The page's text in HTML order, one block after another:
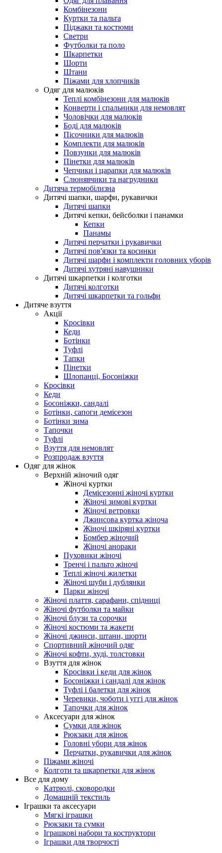
Комбінезони
Куртки та пальта
Піджаки та костюми
Светри
Футболки та поло
Шкарпетки
Шорти
Штани
Піжами для хлопчиків
Одяг для малюків
Теплі комбінезони для малюків
Конверти і спальники для немовлят
Чоловічки для малюків
Боді для малюків
Пісочники для малюків
Комплекти для малюків
Повзунки для малюків
Пінетки для малюків
Чепчики і царапки для малюків
Слюнявчики та нагрудники
Дитяча термобілизна
Дитячі шапки, шарфи, рукавички
Дитячі шапки
Дитячі кепки, бейсболки і панамки
Кепки
Панамы
Дитячі перчатки і рукавички
Дитячі пов'язки та косинки
Дитячі шарфи і комплекти головних уборів
Дитячі хутряні навушники
Дитячі шкарпетки і колготки
Дитячі колготки
Дитячі шкарпетки та гольфи
Дитяче взуття
Акції
Кросівки
Кеди
Ботінки
Туфлі
Тапки
Пінетки
Шлопанці, Босоніжки
Кросівки
Кеди
Босоніжки, сандалі
Ботінки, сапоги демісезон
Ботінки зима
Тапочки
Туфлі
Взуття для немовлят
Розпродаж взуття
Одяг для жінок
Верхній жіночий одяг
Жіночі куртки
Демісезонні жіночі куртки
Жіночі зимові куртки
Жіночі ветровки
Джинсова куртка жіноча
Жіночі шкіряні куртки
Бомбер жіночий
Жіночі анораки
Пуховики жіночі
Тренчі і пальто жіночі
Теплі жіночі жилетки
Жіночі шуби і дублянки
Парки жіночі
Жіночі плаття, сарафани, спідниці
Жіночі футболки та майки
Жіночі блузи та сорочки
Жіночі костюми та жакети
Жіночі джинси, штани, шорти
Спортивний жіночий одяг
Жіночі кофти, худі, толстовки
Взуття для жінок
Кросівки і кеди для жінок
Босоніжки і сандалі для жінок
Туфлі і балетки для жінок
Черевики, чоботи і уггі для жінок
Тапочки для жінок
Аксесуари для жінок
Сумки для жінок
Рюкзаки для жінок
Головні убори для жінок
Перчатки, рукавички для жінок
Піжами жіночі
Колготи та шкарпетки для жінок
Все для дому
Катрюлі, сковородки
Домашній текстиль
Іграшки та аксесуари
Мягкі іграшки
Рюкзаки та сумки
Іграшкові набори та коструктори
Іграшки для творчості